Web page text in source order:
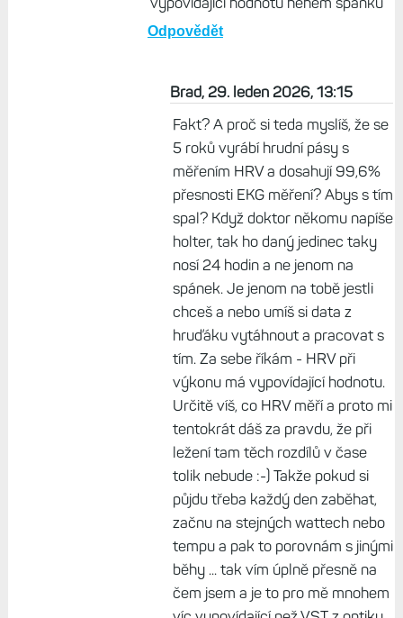
co jsem četl nebo viděl na
Youtube a i podle the
odborné testy.
Tomas, 29. leden 2026, 12:37
VST behem vykonu? VST ma
vypovidajici hodnotu hehem spánku
Odpovědět
Brad, 29. leden 2026, 13:15
Fakt? A proč si teda myslíš, že se
5 roků vyrábí hrudní pásy s
měřením HRV a dosahují 99,6%
přesnosti EKG měření? Abys s tím
spal? Když doktor někomu napíše
holter, tak ho daný jedinec taky
nosí 24 hodin a ne jenom na
spánek. Je jenom na tobě jestli
chceš a nebo umíš si data z
hruďáku vytáhnout a pracovat s
tím. Za sebe říkám - HRV při
výkonu má vypovídající hodnotu.